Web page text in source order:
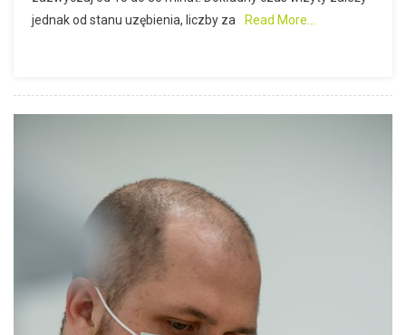
jednak od stanu uzębienia, liczby za
Read More…